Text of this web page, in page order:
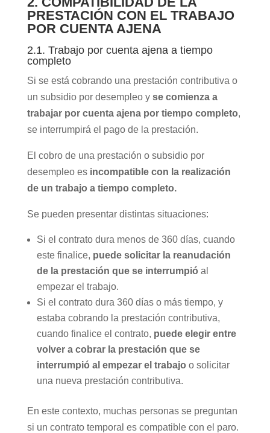
PRESTACIÓN CON EL TRABAJO
POR CUENTA AJENA
2.1. Trabajo por cuenta ajena a tiempo
completo
Si se está cobrando una prestación contributiva o
un subsidio por desempleo yse comienza a
trabajar por cuenta ajena por tiempo completo,
se interrumpirá el pago de la prestación.
El cobro de una prestación o subsidio por
desempleo es incompatible con la realización
de un trabajo a tiempo completo.
Se pueden presentar distintas situaciones:
Si el contrato dura menos de 360 días, cuando
este finalice, puede solicitar la reanudación
de la prestación que se interrumpió al
empezar el trabajo.
Si el contrato dura 360 días o más tiempo, y
estaba cobrando la prestación contributiva,
cuando finalice el contrato, puede elegir entre
volver a cobrar la prestación que se
interrumpió al empezar el trabajo o solicitar
una nueva prestación contributiva.
En este contexto, muchas personas se preguntan
si un contrato temporal es compatible con el paro.